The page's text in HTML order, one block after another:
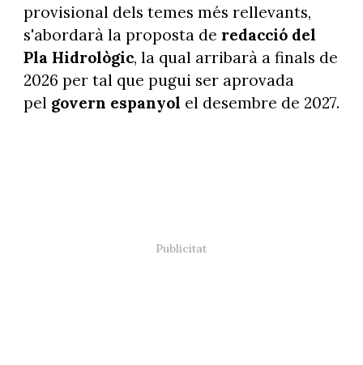
provisional dels temes més rellevants,
s'abordarà la proposta de redacció del
Pla Hidrològic, la qual arribarà a finals de
2026 per tal que pugui ser aprovada
pel govern espanyol el desembre de 2027.